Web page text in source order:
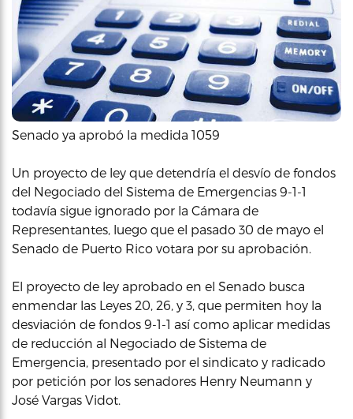
Senado ya aprobó la medida 1059
Un proyecto de ley que detendría el desvío de fondos
del Negociado del Sistema de Emergencias 9-1-1
todavía sigue ignorado por la Cámara de
Representantes, luego que el pasado 30 de mayo el
Senado de Puerto Rico votara por su aprobación.
El proyecto de ley aprobado en el Senado busca
enmendar las Leyes 20, 26, y 3, que permiten hoy la
desviación de fondos 9-1-1 así como aplicar medidas
de reducción al Negociado de Sistema de
Emergencia, presentado por el sindicato y radicado
por petición por los senadores Henry Neumann y
José Vargas Vidot.